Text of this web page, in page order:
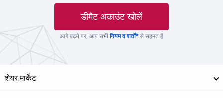
डीमैट अकाउंट खोलें
आगे बढ़ने पर, आप सभीनियम व शर्तों*से सहमत हैं
शेयर मार्केट